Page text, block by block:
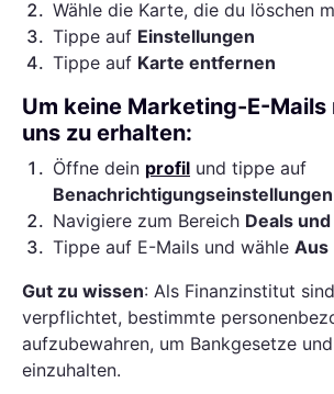
2. Wähle die Karte, die du löschen
3. Tippe auf Einstellungen
4. Tippe auf Karte entfernen
Um keine Marketing-E-Mails
uns zu erhalten:
1 . Öffne dein profil und tippe auf
Benachrichtigungseinstellungen
2. Navigiere zum Bereich Deals
3. Tippe auf E-Mails und wähle Aus
Gut zu wissen: Als Finanzinstitut
verpflichtet, bestimmte
aufzubewahren, um Bankgesetze
einzuhalten.